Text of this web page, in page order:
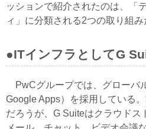
ッションで紹介されたのは、「
ィ」に分類される2つの取り組み
●ITインフラとしてG
PwCグループでは、グローバ
Google Apps）を採用している
だろうが、G Suiteはクラウドス